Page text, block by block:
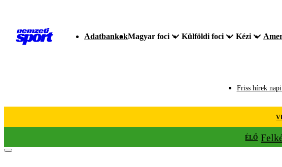
AdatbankokMagyar foci Külföldi foci Kézi
Friss hírek napi
ÉLŐ